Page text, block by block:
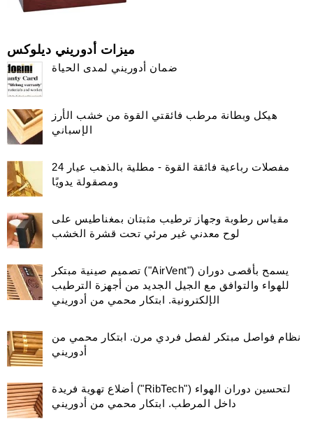
ميزات أدوريني ديلوكس
ضمان أدوريني لمدى الحياة
هيكل وبطانة مرطب فائقتي القوة من خشب الأرز
الإسباني
مفصلات رباعية فائقة القوة - مطلية بالذهب عيار 24
ومصقولة يدويًا
مقياس رطوبة وجهاز ترطيب مثبتان بمغناطيس على
لوح معدني غير مرئي تحت قشرة الخشب
تصميم صينية مبتكر ("AirVent") يسمح بأقصى دوران
للهواء والتوافق مع الجيل الجديد من أجهزة الترطيب
الإلكترونية. ابتكار محمي من أدوريني
نظام فواصل مبتكر لفصل فردي مرن. ابتكار محمي من
أدوريني
أضلاع تهوية فريدة ("RibTech") لتحسين دوران الهواء
داخل المرطب. ابتكار محمي من أدوريني